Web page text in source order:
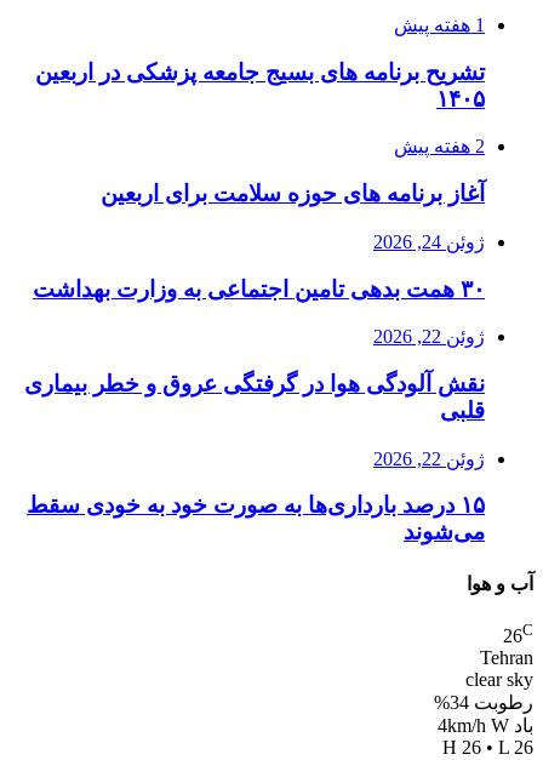
1 هفته پیش
تشریح برنامه های بسیج جامعه پزشکی در اربعین
۱۴۰۵
2 هفته پیش
آغاز برنامه های حوزه سلامت برای اربعین
ژوئن 24, 2026
۳۰ همت بدهی تامین اجتماعی به وزارت بهداشت
ژوئن 22, 2026
نقش آلودگی هوا در گرفتگی عروق و خطر بیماری
قلبی
ژوئن 22, 2026
۱۵ درصد بارداری‌ها به صورت خود به خودی سقط
می‌شوند
آب و هوا
26C
Tehran
clear sky
رطوبت 34%
باد 4km/h W
H 26 • L 26